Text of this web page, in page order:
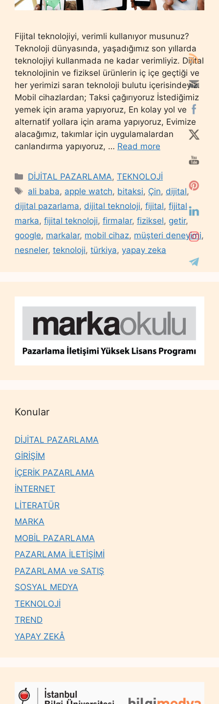
Fijital teknolojiyi, verimli kullanıyor musunuz?
Teknoloji dünyasında, yaşadığımız son yıllarda
teknolojiyi kullanmada ne kadar verimliyiz. Dijital
teknolojinin ve fiziksel ürünlerin iç içe geçtiği ve
her yerimizi saran teknoloji bulutu içerisindeyiz.
Mobil cihazlardan; Taksi çağırıyoruz İstediğimiz
yemek için arama yapıyoruz, En kolay yol ve
alternatif yollara için arama yapıyoruz, Evimize
alacağımız, takımlar için uygulamalardan
canlandırma yapıyoruz, … Read more
Categories
DİJİTAL PAZARLAMA,TEKNOLOJİ
Tags
ali baba, apple watch, bitaksi, Çin, dijital,
dijital pazarlama, dijital teknoloji, fijital, fijital
marka, fijital teknoloji, firmalar, fiziksel, getir,
google, markalar, mobil cihaz, müşteri deneyimi,
nesneler, teknoloji, türkiya, yapay zeka
Konular
DİJİTAL PAZARLAMA
GİRİŞİM
İÇERİK PAZARLAMA
İNTERNET
LİTERATÜR
MARKA
MOBİL PAZARLAMA
PAZARLAMA İLETİŞİMİ
PAZARLAMA ve SATIŞ
SOSYAL MEDYA
TEKNOLOJİ
TREND
YAPAY ZEKÂ